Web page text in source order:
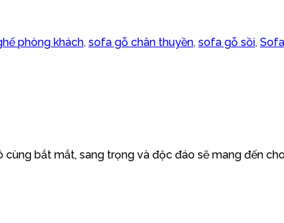
phòng khách, sofa gỗ chân thuyền, sofa gỗ sồi,
cùng bắt mắt, sang trọng và độc đáo sẽ mang đến